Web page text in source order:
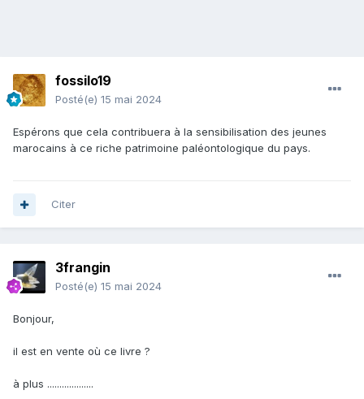
fossilo19
Posté(e) 15 mai 2024
Espérons que cela contribuera à la sensibilisation des jeunes
marocains à ce riche patrimoine paléontologique du pays.
Citer
3frangin
Posté(e) 15 mai 2024
Bonjour,
il est en vente où ce livre ?
à plus ...................